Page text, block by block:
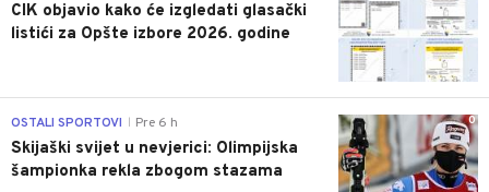
CIK objavio kako će izgledati glasački
listići za Opšte izbore 2026. godine
0
OSTALI SPORTOVI Pre 6 h
Skijaški svijet u nevjerici: Olimpijska
šampionka rekla zbogom stazama